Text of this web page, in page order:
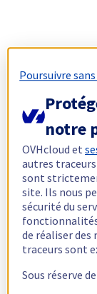
Poursuivre
notre
OVHcloud et
autres
sont
site. Ils nous
sécurité du
de réaliser des
traceurs sont
Sous réserve